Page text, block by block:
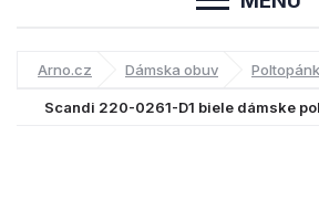
Arno.cz Dámska obuv
Scandi 220-0261-D1 biele dámske